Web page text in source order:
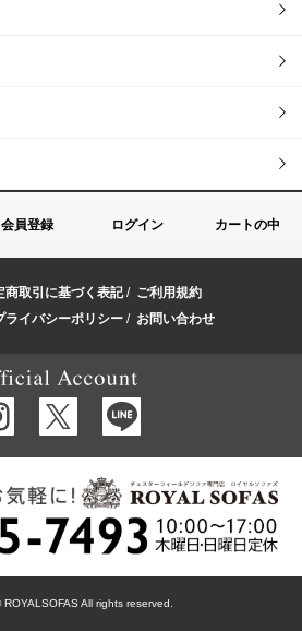
会員登録 ログイン カートの中
商取引に基づく表記/ ご利用規約
ライバシーポリシー / お問い合わせ
All rights reserved.